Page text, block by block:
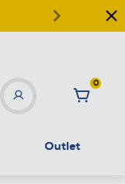
0
Outlet